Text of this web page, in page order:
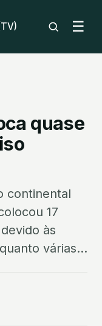
☰
quase
continental
17
às
várias...